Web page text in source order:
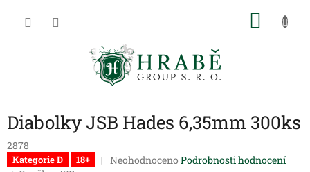
Diabolky JSB Hades 6,35mm 300ks
2878
Kategorie D 18+
Průměrné
Neohodnoceno Podrobnosti hodnocení